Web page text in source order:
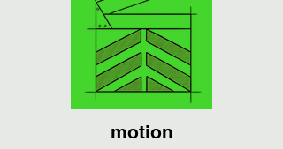
motion